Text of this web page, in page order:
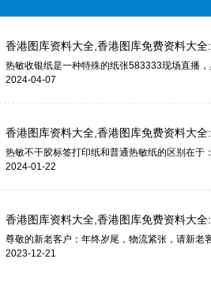
香港图库资料大全,香港图库免费资料大全:
2024-04-07
香港图库资料大全,香港图库免费资料大全:
2024-01-22
香港图库资料大全,香港图库免费资料大全:
2023-12-21